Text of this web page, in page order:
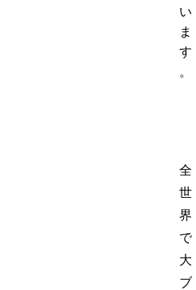
い
ま
す
。
全
世
界
で
大
ブ